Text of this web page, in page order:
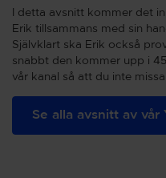
I detta avsnitt kommer det
Erik tillsammans med sin
Självklart ska Erik också
snabbt den kommer upp i
vår kanal så att du inte
Se alla avsnitt av vår